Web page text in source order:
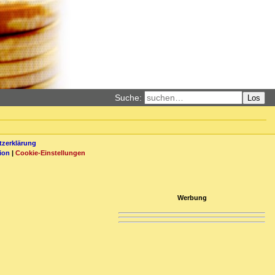
Suche: Los
| Cookie-Einstellungen
Werbung